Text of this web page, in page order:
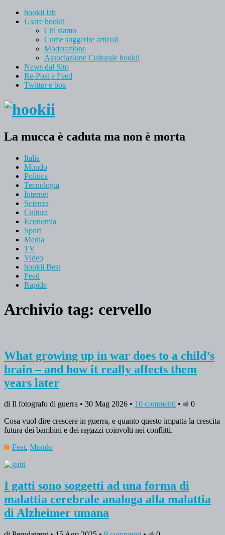
hookii lab
Usare hookii
Chi siamo
Come suggerire articoli
Moderazione
Associazione Culturale hookii
News dal Sito
Re-Post e Feed
Twitter e box
La mucca è caduta ma non è morta
Italia
Mondo
Politica
Tecnologia
Internet
Scienza
Cultura
Economia
Sport
Media
TV
Video
hookii Best
Feed
Rapide
Archivio tag: cervello
What growing up in war does to a child’s
brain – and how it really affects them
years later
di Il fotografo di guerra • 30 Mag 2026 • 10 commenti •
0
Cosa vuol dire crescere in guerra, e quanto questo impatta la crescita
futura dei bambini e dei ragazzi coinvolti nei conflitti.
Feat, Mondo
I gatti sono soggetti ad una forma di
malattia cerebrale analoga alla malattia
di Alzheimer umana